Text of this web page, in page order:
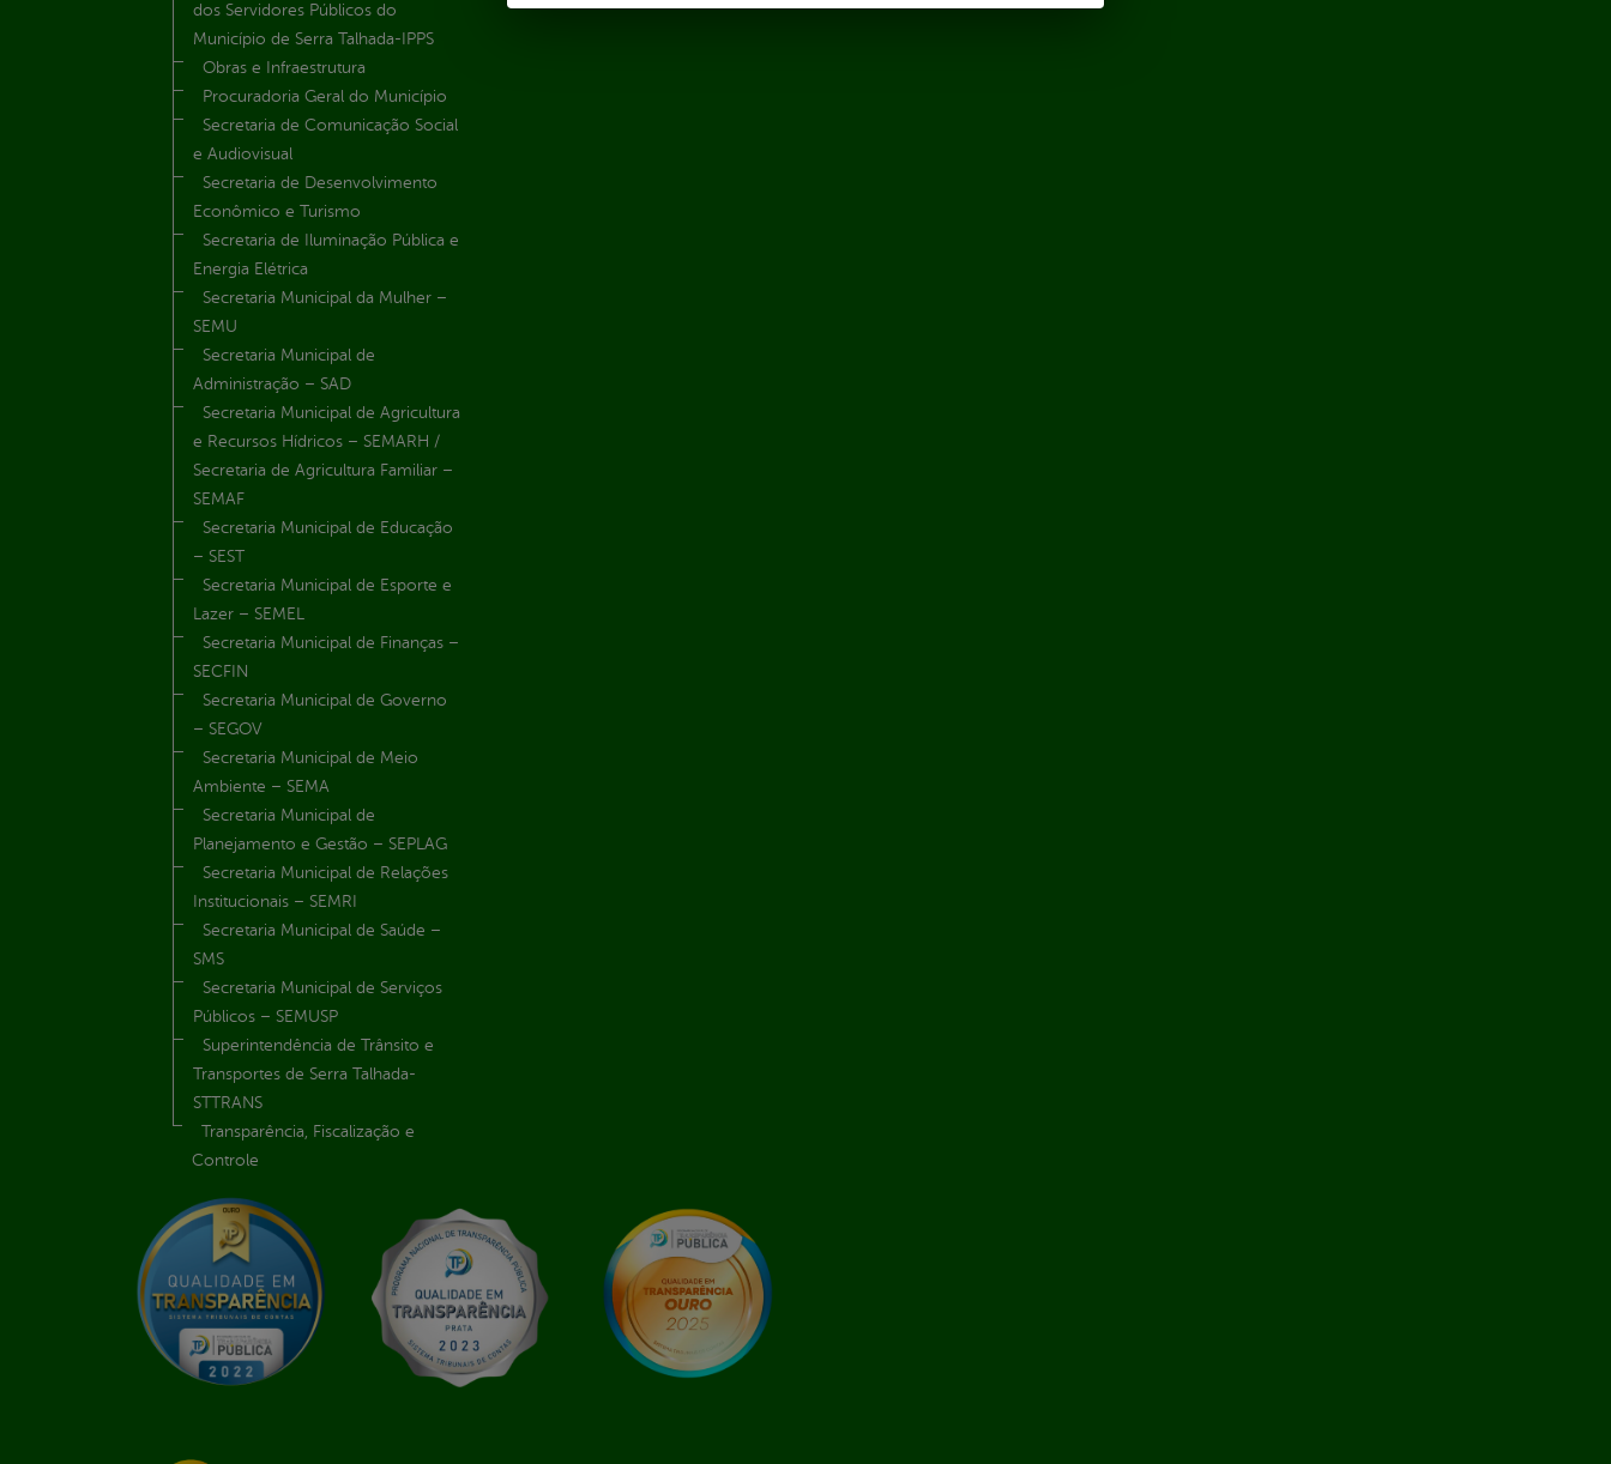
dos Servidores Públicos do
Município de Serra Talhada-IPPS
Obras e Infraestrutura
Procuradoria Geral do Município
Secretaria de Comunicação Social
e Audiovisual
Secretaria de Desenvolvimento
Econômico e Turismo
Secretaria de Iluminação Pública e
Energia Elétrica
Secretaria Municipal da Mulher –
SEMU
Secretaria Municipal de
Administração – SAD
Secretaria Municipal de Agricultura
e Recursos Hídricos – SEMARH /
Secretaria de Agricultura Familiar –
SEMAF
Secretaria Municipal de Educação
– SEST
Secretaria Municipal de Esporte e
Lazer – SEMEL
Secretaria Municipal de Finanças –
SECFIN
Secretaria Municipal de Governo
– SEGOV
Secretaria Municipal de Meio
Ambiente – SEMA
Secretaria Municipal de
Planejamento e Gestão – SEPLAG
Secretaria Municipal de Relações
Institucionais – SEMRI
Secretaria Municipal de Saúde –
SMS
Secretaria Municipal de Serviços
Públicos – SEMUSP
Superintendência de Trânsito e
Transportes de Serra Talhada-
STTRANS
Transparência, Fiscalização e
Controle